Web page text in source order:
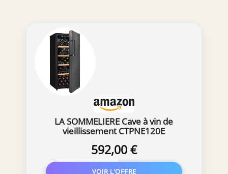
TEMPÉRATURE : Doté de commandes tactiles
intuitives et d'un affichage LED, ce
réfrigérateur à vin permet un contrôle précis
de la température entre 5 et 18 °C (41 à 64
°F), adapté pour stocker du vin, du prosecco
et de la bière dans votre réfrigérateur à
boissons. PLACEMENT FLEXIBLE : Avec son
design discret, cette cave à vin avec porte en
verre s'intègre facilement sous un comptoir
ou sur un bureau, apportant une touche
moderne et s'adaptant parfaitement à divers
espaces comme la cuisine ou le bureau.
LA SOMMELIERE Cave à vin de
vieillissement CTPNE120E
592,00 €